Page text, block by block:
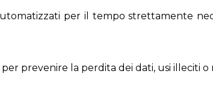
per il tempo strettamente
prevenire la perdita dei dati, usi illeciti